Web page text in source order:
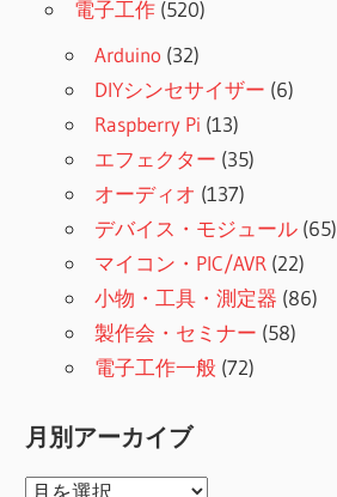
電子工作 (520)
Arduino (32)
DIYシンセサイザー (6)
Raspberry Pi (13)
エフェクター (35)
オーディオ (137)
デバイス・モジュール (65)
マイコン・PIC/AVR (22)
小物・工具・測定器 (86)
製作会・セミナー (58)
電子工作一般 (72)
月別アーカイブ
月